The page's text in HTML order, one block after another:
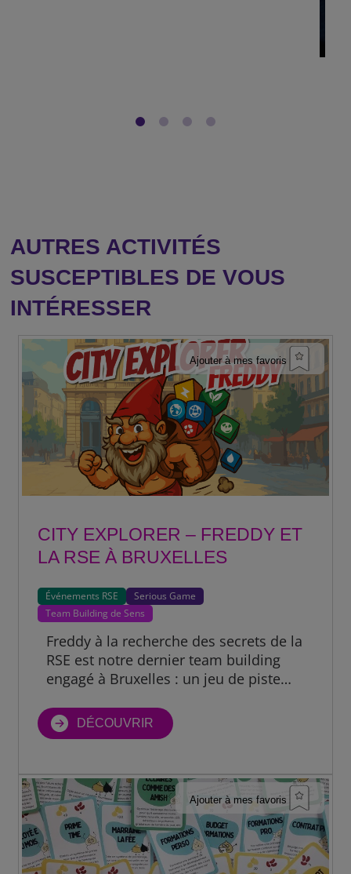
AUTRES ACTIVITÉS
SUSCEPTIBLES DE VOUS
INTÉRESSER
Ajouter à mes favoris
CITY EXPLORER – FREDDY ET
LA RSE À BRUXELLES
Événements RSE
Serious Game
Team Building de Sens
Freddy à la recherche des secrets de la
RSE est notre dernier team building
engagé à Bruxelles : un jeu de piste
vivre la durabilité autrement.
DÉCOUVRIR
Ajouter à mes favoris